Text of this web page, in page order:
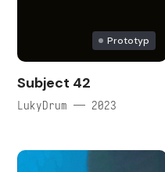
Prototyp
Subject 42
LukyDrum — 2023